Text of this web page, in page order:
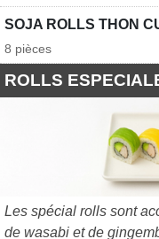
SOJA ROLLS THON
8 pièces
ROLLS
Les spécial rolls sont
de wasabi et de